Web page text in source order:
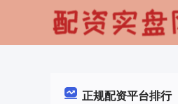
正规配资平台排行